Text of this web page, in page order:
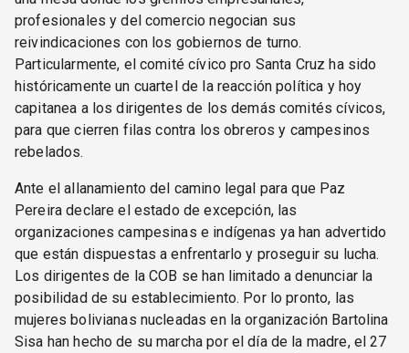
profesionales y del comercio negocian sus
reivindicaciones con los gobiernos de turno.
Particularmente, el comité cívico pro Santa Cruz ha sido
históricamente un cuartel de la reacción política y hoy
capitanea a los dirigentes de los demás comités cívicos,
para que cierren filas contra los obreros y campesinos
rebelados.
Ante el allanamiento del camino legal para que Paz
Pereira declare el estado de excepción, las
organizaciones campesinas e indígenas ya han advertido
que están dispuestas a enfrentarlo y proseguir su lucha.
Los dirigentes de la COB se han limitado a denunciar la
posibilidad de su establecimiento. Por lo pronto, las
mujeres bolivianas nucleadas en la organización Bartolina
Sisa han hecho de su marcha por el día de la madre, el 27